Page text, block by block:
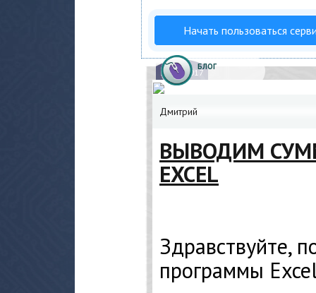
Начать пользоваться
12.04.2017
БЛОГ
Дмитрий
ВЫВОДИМ
EXCEL
Здравствуйте,
программы